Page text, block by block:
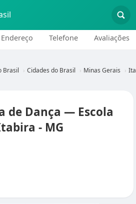
Endereço Telefone Avaliações
Brasil Cidades do Brasil Minas Gerais
de Dança — Escola
- MG